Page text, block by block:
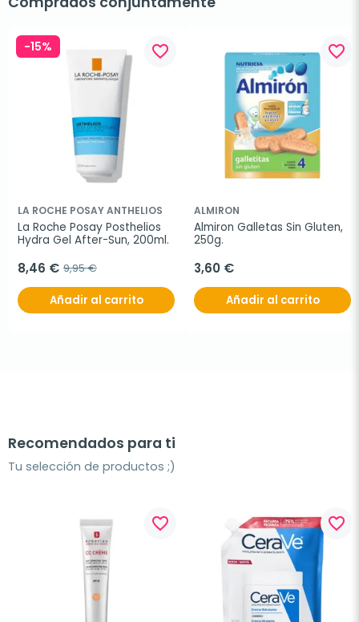
-15% favorite_border
LA ROCHE POSAY ANTHELIOS
La Roche Posay Posthelios
Hydra Gel After-Sun, 200ml.
8,46 € 9,95 €
Añadir al carrito
favorite_border
ALMIRON
Almiron Galletas Sin Gluten,
250g.
3,60 €
Añadir al carrito
Recomendados para ti
Tu selección de productos ;)
favorite_border favorite_border